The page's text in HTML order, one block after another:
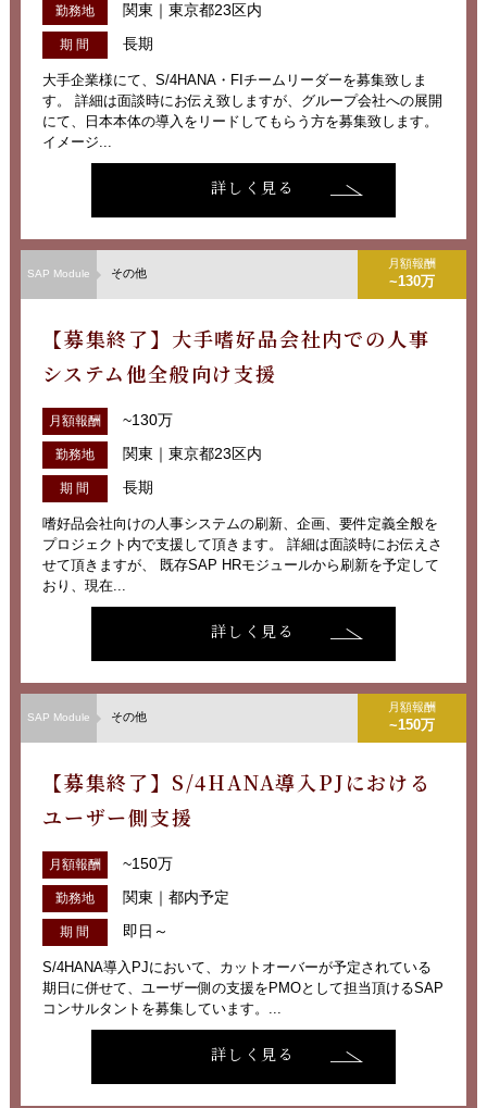
勤務地 関東｜東京都23区内
期 間 長期
大手企業様にて、S/4HANA・FIチームリーダーを募集致しま
す。 詳細は面談時にお伝え致しますが、グループ会社への展開
にて、日本本体の導入をリードしてもらう方を募集致します。
イメージ...
詳しく見る
SAP Module その他
月額報酬
~130万
【募集終了】大手嗜好品会社内での人事
システム他全般向け支援
月額報酬 ~130万
勤務地 関東｜東京都23区内
期 間 長期
嗜好品会社向けの人事システムの刷新、企画、要件定義全般を
プロジェクト内で支援して頂きます。 詳細は面談時にお伝えさ
せて頂きますが、 既存SAP HRモジュールから刷新を予定して
おり、現在...
詳しく見る
SAP Module その他
月額報酬
~150万
【募集終了】S/4HANA導入PJにおける
ユーザー側支援
月額報酬 ~150万
勤務地 関東｜都内予定
期 間 即日～
S/4HANA導入PJにおいて、カットオーバーが予定されている
期日に併せて、ユーザー側の支援をPMOとして担当頂けるSAP
コンサルタントを募集しています。...
詳しく見る